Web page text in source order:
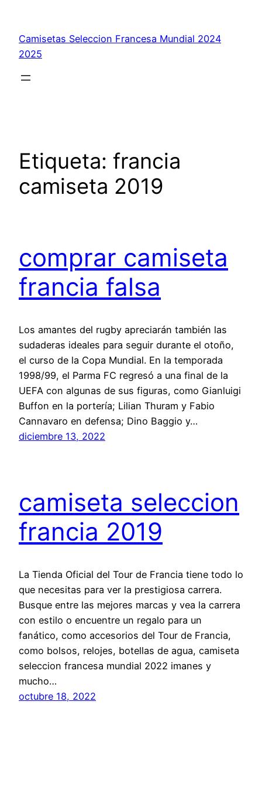
contenido
Camisetas Seleccion Francesa Mundial 2024
2025
Etiqueta: francia
camiseta 2019
comprar camiseta
francia falsa
Los amantes del rugby apreciarán también las
sudaderas ideales para seguir durante el otoño,
el curso de la Copa Mundial. En la temporada
1998/99, el Parma FC regresó a una final de la
UEFA con algunas de sus figuras, como Gianluigi
Buffon en la portería; Lilian Thuram y Fabio
Cannavaro en defensa; Dino Baggio y…
diciembre 13, 2022
camiseta seleccion
francia 2019
La Tienda Oficial del Tour de Francia tiene todo lo
que necesitas para ver la prestigiosa carrera.
Busque entre las mejores marcas y vea la carrera
con estilo o encuentre un regalo para un
fanático, como accesorios del Tour de Francia,
como bolsos, relojes, botellas de agua, camiseta
seleccion francesa mundial 2022 imanes y
mucho…
octubre 18, 2022